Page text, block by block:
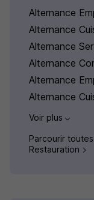
Alternance
Alternance
Alternance
Alternance
Alternance
Alternance
Voir plus
Parcourir
Restauration